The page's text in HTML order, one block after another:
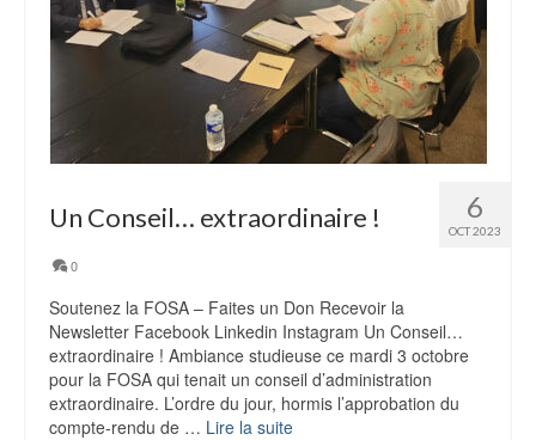
6
OCT 2023
Un Conseil… extraordinaire !
0
Soutenez la FOSA – Faites un Don Recevoir la
Newsletter Facebook Linkedin Instagram Un Conseil…
extraordinaire ! Ambiance studieuse ce mardi 3 octobre
pour la FOSA qui tenait un conseil d’administration
extraordinaire. L’ordre du jour, hormis l’approbation du
compte-rendu de … Lire la suite